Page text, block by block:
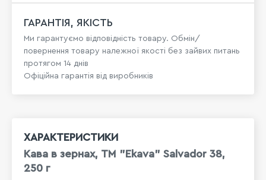
ГАРАНТІЯ, ЯКІСТЬ
Ми гарантуємо відповідність товару. Обмін/
повернення товару належної якості без зайвих питань
протягом 14 днів
Офіційна гарантія від виробників
ХАРАКТЕРИСТИКИ
Кава в зернах, ТМ "Ekava" Salvador 38,
250 г